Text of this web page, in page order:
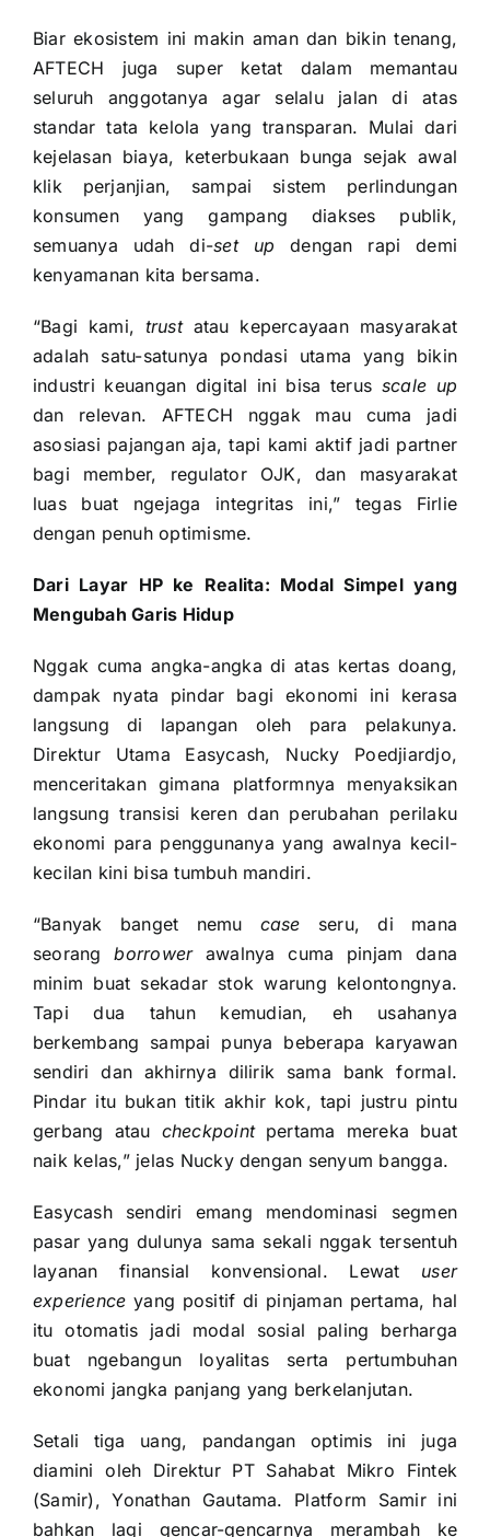
Biar ekosistem ini makin aman dan bikin tenang,
AFTECH juga super ketat dalam memantau
seluruh anggotanya agar selalu jalan di atas
standar tata kelola yang transparan. Mulai dari
kejelasan biaya, keterbukaan bunga sejak awal
klik perjanjian, sampai sistem perlindungan
konsumen yang gampang diakses publik,
semuanya udah di-set up dengan rapi demi
kenyamanan kita bersama.
“Bagi kami, trustatau kepercayaan masyarakat
adalah satu-satunya pondasi utama yang bikin
industri keuangan digital ini bisa terus scale up
dan relevan. AFTECH nggak mau cuma jadi
asosiasi pajangan aja, tapi kami aktif jadi partner
bagi member, regulator OJK, dan masyarakat
luas buat ngejaga integritas ini,” tegas Firlie
dengan penuh optimisme.
Dari Layar HP ke Realita: Modal Simpel yang
Mengubah Garis Hidup
Nggak cuma angka-angka di atas kertas doang,
dampak nyata pindar bagi ekonomi ini kerasa
langsung di lapangan oleh para pelakunya.
Direktur Utama Easycash, Nucky Poedjiardjo,
menceritakan gimana platformnya menyaksikan
langsung transisi keren dan perubahan perilaku
ekonomi para penggunanya yang awalnya kecil-
kecilan kini bisa tumbuh mandiri.
“Banyak banget nemu case seru, di mana
seorangborrowerawalnya cuma pinjam dana
minim buat sekadar stok warung kelontongnya.
Tapi dua tahun kemudian, eh usahanya
berkembang sampai punya beberapa karyawan
sendiri dan akhirnya dilirik sama bank formal.
Pindar itu bukan titik akhir kok, tapi justru pintu
gerbang atau checkpointpertama mereka buat
naik kelas,” jelas Nucky dengan senyum bangga.
Easycash sendiri emang mendominasi segmen
pasar yang dulunya sama sekali nggak tersentuh
layanan finansial konvensional. Lewat user
experience yang positif di pinjaman pertama, hal
itu otomatis jadi modal sosial paling berharga
buat ngebangun loyalitas serta pertumbuhan
ekonomi jangka panjang yang berkelanjutan.
Setali tiga uang, pandangan optimis ini juga
diamini oleh Direktur PT Sahabat Mikro Fintek
(Samir), Yonathan Gautama. Platform Samir ini
bahkan lagi gencar-gencarnya merambah ke